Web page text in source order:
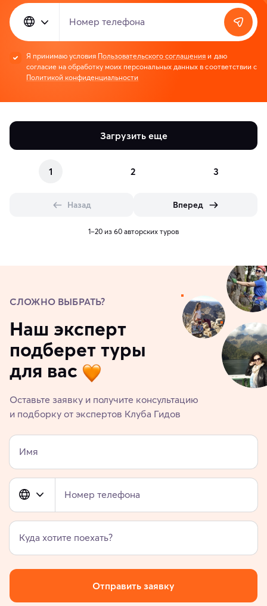
Номер телефона
Я принимаю условия Пользовательского соглашения и даю
согласие на обработку моих персональных данных в соответствии с
Политикой конфиденциальности
Загрузить еще
1 2 3
Назад Вперед
1–20 из 60 авторских туров
СЛОЖНО ВЫБРАТЬ?
Наш эксперт
подберет туры
для вас
Оставьте заявку и получите консультацию
и подборку от экспертов Клуба Гидов
Имя
Номер телефона
Куда хотите поехать?
Отправить заявку